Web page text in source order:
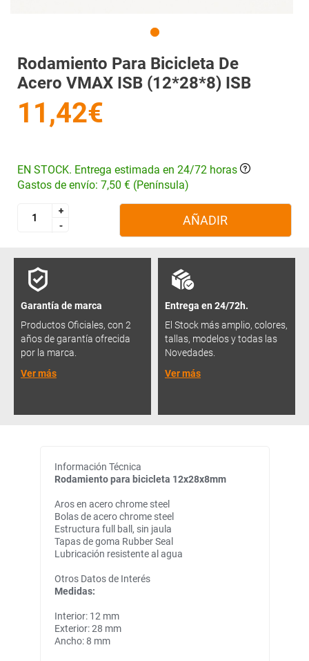
Rodamiento Para Bicicleta De
Acero VMAX ISB (12*28*8) ISB
11,42€
EN STOCK. Entrega estimada en 24/72 horas
Gastos de envío: 7,50 € (Península)
+
-
+
-
AÑADIR
Garantía de marca
Productos Oficiales, con 2
años de garantía ofrecida
por la marca.
Ver más
Entrega en 24/72h.
El Stock más amplio, colores,
tallas, modelos y todas las
Novedades.
Ver más
Información Técnica
Rodamiento para bicicleta 12x28x8mm
Aros en acero chrome steel
Bolas de acero chrome steel
Estructura full ball, sin jaula
Tapas de goma Rubber Seal
Lubricación resistente al agua
Otros Datos de Interés
Medidas:
Interior: 12 mm
Exterior: 28 mm
Ancho: 8 mm